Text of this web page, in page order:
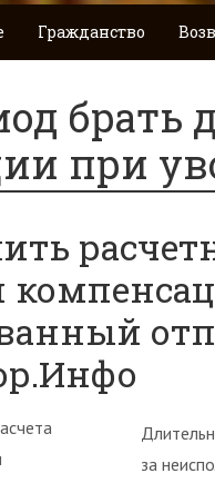
Гражданство
брать
при
за